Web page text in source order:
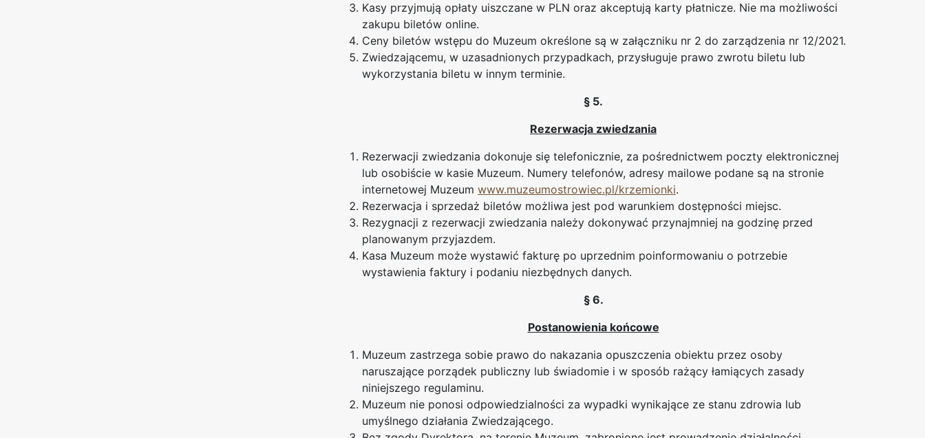
Kasy przyjmują opłaty uiszczane w PLN oraz akceptują karty płatnicze. Nie ma możliwości
zakupu biletów online.
Ceny biletów wstępu do Muzeum określone są w załączniku nr 2 do zarządzenia nr 12/2021.
Zwiedzającemu, w uzasadnionych przypadkach, przysługuje prawo zwrotu biletu lub
wykorzystania biletu w innym terminie.
§ 5.
Rezerwacja zwiedzania
Rezerwacji zwiedzania dokonuje się telefonicznie, za pośrednictwem poczty elektronicznej
lub osobiście w kasie Muzeum. Numery telefonów, adresy mailowe podane są na stronie
internetowej Muzeum www.muzeumostrowiec.pl/krzemionki.
Rezerwacja i sprzedaż biletów możliwa jest pod warunkiem dostępności miejsc.
Rezygnacji z rezerwacji zwiedzania należy dokonywać przynajmniej na godzinę przed
planowanym przyjazdem.
Kasa Muzeum może wystawić fakturę po uprzednim poinformowaniu o potrzebie
wystawienia faktury i podaniu niezbędnych danych.
§ 6.
Postanowienia końcowe
Muzeum zastrzega sobie prawo do nakazania opuszczenia obiektu przez osoby
naruszające porządek publiczny lub świadomie i w sposób rażący łamiących zasady
niniejszego regulaminu.
Muzeum nie ponosi odpowiedzialności za wypadki wynikające ze stanu zdrowia lub
umyślnego działania Zwiedzającego.